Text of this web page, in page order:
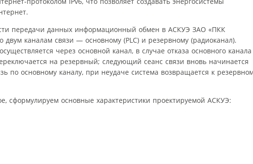
передачи данных информационный обмен в АСКУЭ ЗАО «ПКК
каналам связи — основному (PLC) и резервному (радиоканал).
через основной канал, в случае отказа основного канала
на резервный; следующий сеанс связи вновь начинается
по основному каналу, при неудаче система возвращается к
сформулируем основные характеристики проектируемой АСКУЭ: